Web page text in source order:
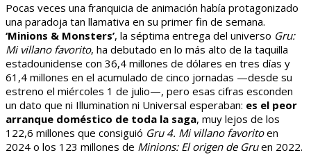
Pocas veces una franquicia de animación había protagonizado
una paradoja tan llamativa en su primer fin de semana.
‘Minions & Monsters’, la séptima entrega del universo Gru:
Mi villano favorito, ha debutado en lo más alto de la taquilla
estadounidense con 36,4 millones de dólares en tres días y
61,4 millones en el acumulado de cinco jornadas —desde su
estreno el miércoles 1 de julio—, pero esas cifras esconden
un dato que ni Illumination ni Universal esperaban: es el peor
arranque doméstico de toda la saga, muy lejos de los
122,6 millones que consiguió Gru 4. Mi villano favoritoen
2024 o los 123 millones de Minions: El origen de Gruen 2022.